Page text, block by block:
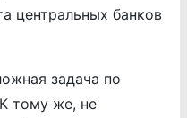
центральных банков
задача по
тому же, не